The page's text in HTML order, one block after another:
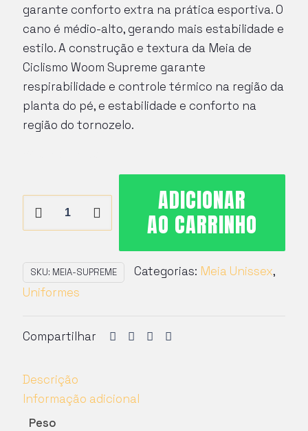
garante conforto extra na prática esportiva. O
cano é médio-alto, gerando mais estabilidade e
estilo. A construção e textura da Meia de
Ciclismo Woom Supreme garante
respirabilidade e controle térmico na região da
planta do pé, e estabilidade e conforto na
região do tornozelo.
Unissex
quantidade
ADICIONAR
AO CARRINHO
SKU: MEIA-SUPREME Categorias: Meia Unissex,
Uniformes
Compartilhar
Descrição
Informação adicional
Peso